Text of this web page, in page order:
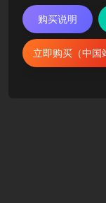
购买说明
立即购买（中国